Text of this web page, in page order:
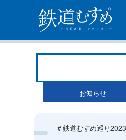
お知らせ
＃鉄道むすめ巡り2023